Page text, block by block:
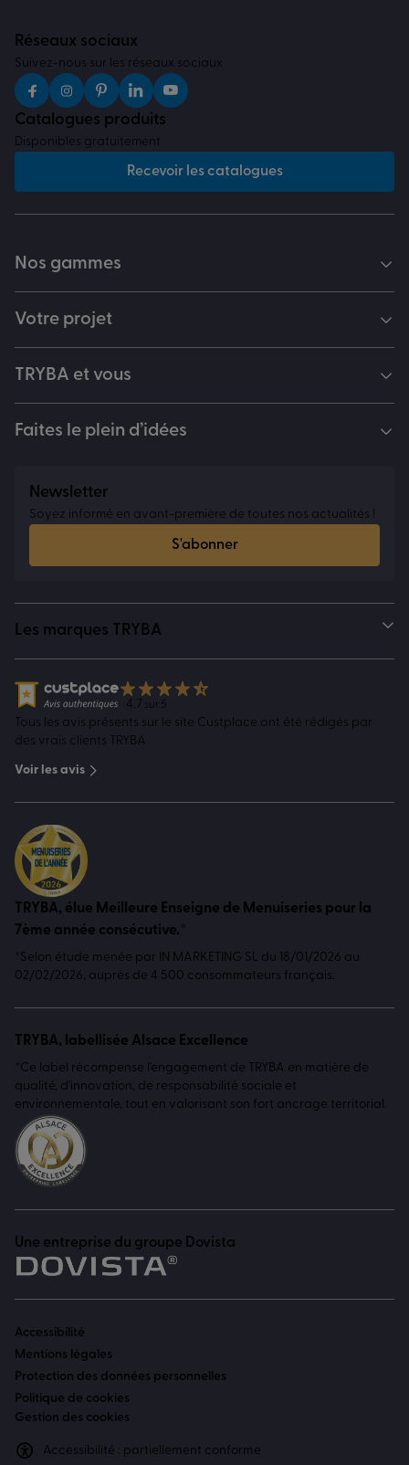
Réseaux sociaux
Suivez-nous sur les réseaux sociaux
Catalogues produits
Disponibles gratuitement
Recevoir les catalogues
Nos gammes
Votre projet
TRYBA et vous
Faites le plein d’idées
Newsletter
Soyez informé en avant-première de toutes nos actualités !
S'abonner
Les marques TRYBA
4.7 sur 5
Tous les avis présents sur le site Custplace ont été rédigés par
des vrais clients TRYBA
Voir les avis
TRYBA, élue Meilleure Enseigne de Menuiseries pour la
7ème année consécutive.*
*Selon étude menée par IN MARKETING SL du 18/01/2026 au
02/02/2026, auprès de 4 500 consommateurs français.
TRYBA, labellisée Alsace Excellence
*Ce label récompense l'engagement de TRYBA en matière de
qualité, d'innovation, de responsabilité sociale et
environnementale, tout en valorisant son fort ancrage territorial.
Une entreprise du groupe Dovista
Accessibilité
Mentions légales
Protection des données personnelles
Politique de cookies
Gestion des cookies
Accessibilité : partiellement conforme